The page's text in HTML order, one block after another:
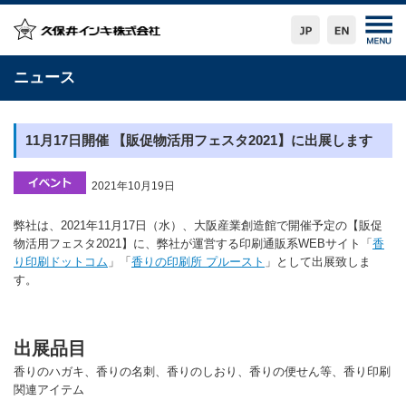
ニュース
11月17日開催 【販促物活用フェスタ2021】に出展します
2021年10月19日
弊社は、2021年11月17日（水）、大阪産業創造館で開催予定の【販促
物活用フェスタ2021】に、弊社が運営する印刷通販系WEBサイト「 香
り印刷ドットコム 」「 香りの印刷所 プルースト 」として出展致しま
す。
出展品目
香りのハガキ、香りの名刺、香りのしおり、香りの便せん等、香り印刷
関連アイテム